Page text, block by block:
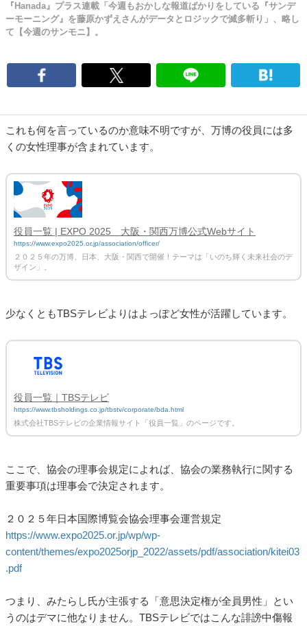
『Hanada』プラス連載「今週もおかしな報道ばかりをしている『サンデ
ーモーニング』を藤原かずえさんがデータとロジックで滅多斬り」、略し
て【今週のサンモニ】。
これも何を言っているのか意味不明ですが、万博の役員には多
くの女性理事が含まれています。
役員一覧 | EXPO 2025 大阪・関西万博公式Webサイト
https://www.expo2025.or.jp/association/officer/
２０２５年の万博、日本、大阪・関西で開催！テーマは「いのち輝く未来社会のデ
ザイン」。
少なくともTBSテレビよりはよっぽど女性が活躍しています。
役員一覧｜TBSテレビ
https://www.tbsholdings.co.jp/tbstv/corporate/bda.html
株式会社TBSテレビの企業情報サイト「役員一覧」のページです。
ここで、協会の理事会規定によれば、協会の業務執行に関する
重要事項は理事会で決定されます。
２０２５年日本国際博覧会協会理事会運営規定
https://www.expo2025.or.jp/wp/wp-
content/themes/expo2025orjp_2022/assets/pdf/association/kitei03
.pdf
つまり、みたらし氏が主張する「意思決定権が全員男性」とい
うのはデマに他なりません。TBSテレビではこんな誹謗中傷報